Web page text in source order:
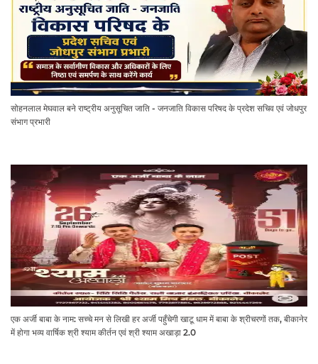
सोहनलाल मेघवाल बने राष्ट्रीय अनुसूचित जाति - जनजाति विकास परिषद के प्रदेश सचिव एवं जोधपुर
संभाग प्रभारी
एक अर्जी बाबा के नाम: सच्चे मन से लिखी हर अर्जी पहुँचेगी खाटू धाम में बाबा के श्रीचरणों तक, बीकानेर
में होगा भव्य वार्षिक श्री श्याम कीर्तन एवं श्री श्याम अखाड़ा 2.0